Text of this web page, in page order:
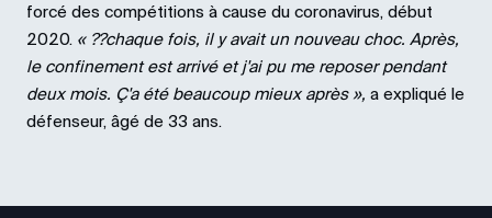
forcé des compétitions à cause du coronavirus, début
2020. « ??chaque fois, il y avait un nouveau choc. Après,
le confinement est arrivé et j'ai pu me reposer pendant
deux mois. Ç'a été beaucoup mieux après », a expliqué le
défenseur, âgé de 33 ans.